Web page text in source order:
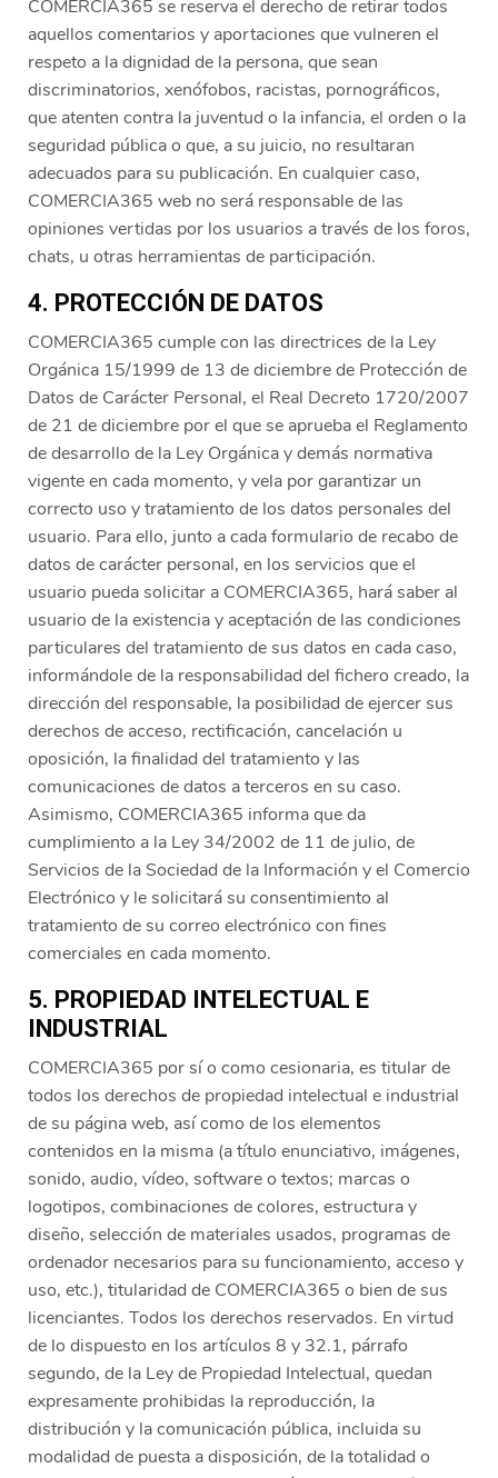
COMERCIA365 se reserva el derecho de retirar todos
aquellos comentarios y aportaciones que vulneren el
respeto a la dignidad de la persona, que sean
discriminatorios, xenófobos, racistas, pornográficos,
que atenten contra la juventud o la infancia, el orden o la
seguridad pública o que, a su juicio, no resultaran
adecuados para su publicación. En cualquier caso,
COMERCIA365 web no será responsable de las
opiniones vertidas por los usuarios a través de los foros,
chats, u otras herramientas de participación.
4. PROTECCIÓN DE DATOS
COMERCIA365 cumple con las directrices de la Ley
Orgánica 15/1999 de 13 de diciembre de Protección de
Datos de Carácter Personal, el Real Decreto 1720/2007
de 21 de diciembre por el que se aprueba el Reglamento
de desarrollo de la Ley Orgánica y demás normativa
vigente en cada momento, y vela por garantizar un
correcto uso y tratamiento de los datos personales del
usuario. Para ello, junto a cada formulario de recabo de
datos de carácter personal, en los servicios que el
usuario pueda solicitar a COMERCIA365, hará saber al
usuario de la existencia y aceptación de las condiciones
particulares del tratamiento de sus datos en cada caso,
informándole de la responsabilidad del fichero creado, la
dirección del responsable, la posibilidad de ejercer sus
derechos de acceso, rectificación, cancelación u
oposición, la finalidad del tratamiento y las
comunicaciones de datos a terceros en su caso.
Asimismo, COMERCIA365 informa que da
cumplimiento a la Ley 34/2002 de 11 de julio, de
Servicios de la Sociedad de la Información y el Comercio
Electrónico y le solicitará su consentimiento al
tratamiento de su correo electrónico con fines
comerciales en cada momento.
5. PROPIEDAD INTELECTUAL E
INDUSTRIAL
COMERCIA365 por sí o como cesionaria, es titular de
todos los derechos de propiedad intelectual e industrial
de su página web, así como de los elementos
contenidos en la misma (a título enunciativo, imágenes,
sonido, audio, vídeo, software o textos; marcas o
logotipos, combinaciones de colores, estructura y
diseño, selección de materiales usados, programas de
ordenador necesarios para su funcionamiento, acceso y
uso, etc.), titularidad de COMERCIA365 o bien de sus
licenciantes. Todos los derechos reservados. En virtud
de lo dispuesto en los artículos 8 y 32.1, párrafo
segundo, de la Ley de Propiedad Intelectual, quedan
expresamente prohibidas la reproducción, la
distribución y la comunicación pública, incluida su
modalidad de puesta a disposición, de la totalidad o